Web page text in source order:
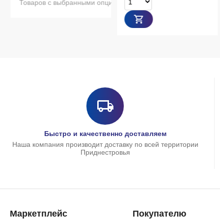
Товаров с выбранными опциями нет в наличии
Быстро и качественно доставляем
Наша компания производит доставку по всей территории
Приднестровья
Маркетплейс Покупателю